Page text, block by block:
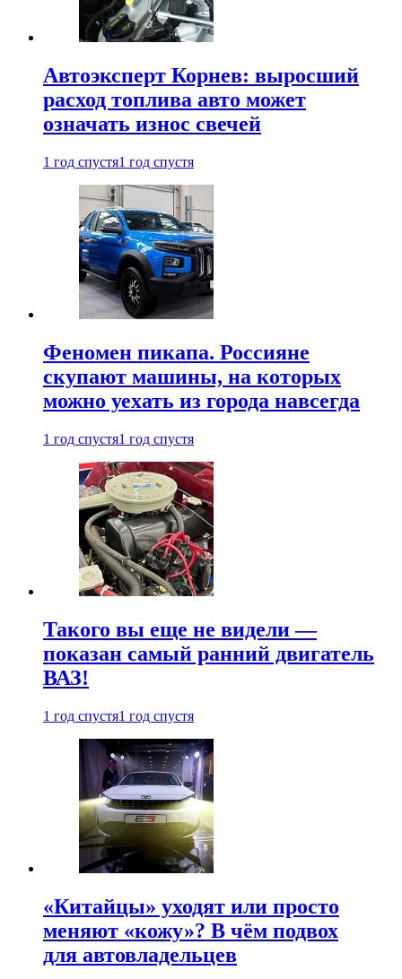
Автоэксперт Корнев: выросший
расход топлива авто может
означать износ свечей
1 год спустя1 год спустя
Феномен пикапа. Россияне
скупают машины, на которых
можно уехать из города навсегда
1 год спустя1 год спустя
Такого вы еще не видели —
показан самый ранний двигатель
ВАЗ!
1 год спустя1 год спустя
«Китайцы» уходят или просто
меняют «кожу»? В чём подвох
для автовладельцев